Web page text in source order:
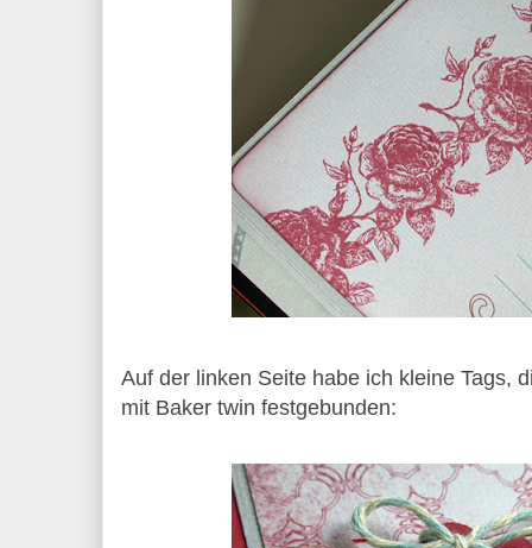
Auf der linken Seite habe ich kleine Tags,
mit Baker twin festgebunden: